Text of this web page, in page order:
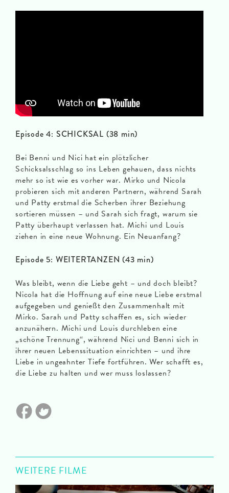
Episode 4: SCHICKSAL (38 min)
Bei Benni und Nici hat ein plötzlicher
Schicksalsschlag so ins Leben gehauen, dass nichts
mehr so ist wie es vorher war. Mirko und Nicola
probieren sich mit anderen Partnern, während Sarah
und Patty erstmal die Scherben ihrer Beziehung
sortieren müssen – und Sarah sich fragt, warum sie
Patty überhaupt verlassen hat. Michi und Louis
ziehen in eine neue Wohnung. Ein Neuanfang?
Episode 5: WEITERTANZEN (43 min)
Was bleibt, wenn die Liebe geht – und doch bleibt?
Nicola hat die Hoffnung auf eine neue Liebe erstmal
aufgegeben und genießt den Zusammenhalt mit
Mirko. Sarah und Patty schaffen es, sich wieder
anzunähern. Michi und Louis durchleben eine
„schöne Trennung“, während Nici und Benni sich in
ihrer neuen Lebenssituation einrichten – und ihre
Liebe in ungeahnter Tiefe fortführen. Wer schafft es,
die Liebe zu halten und wer muss loslassen?
WEITERE FILME